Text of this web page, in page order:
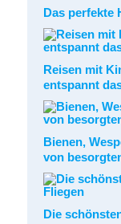
Das perfekte
Reisen mit
entspannt
Bienen,
von
Die